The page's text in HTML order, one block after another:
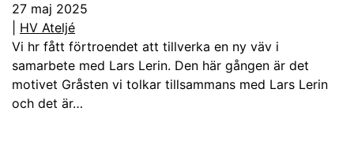
27 maj 2025
HV Ateljé
Vi hr fått förtroendet att tillverka en ny väv i
samarbete med Lars Lerin. Den här gången är det
motivet Gråsten vi tolkar tillsammans med Lars Lerin
och det är…